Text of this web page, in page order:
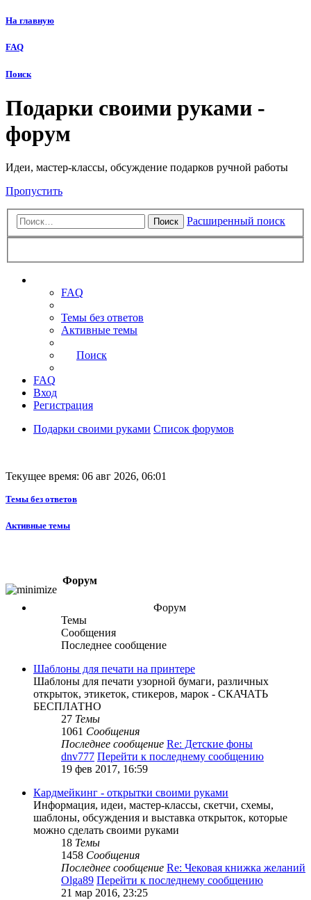
На главную
FAQ
Поиск
Подарки своими руками -
форум
Идеи, мастер-классы, обсуждение подарков ручной работы
Пропустить
Поиск Расширенный поиск
FAQ
Темы без ответов
Активные темы
Поиск
FAQ
Вход
Регистрация
Подарки своими руками Список форумов
Текущее время: 06 авг 2026, 06:01
Темы без ответов
Активные темы
Форум
Форум
Темы
Сообщения
Последнее сообщение
Шаблоны для печати на принтере
Шаблоны для печати узорной бумаги, различных
открыток, этикеток, стикеров, марок - СКАЧАТЬ
БЕСПЛАТНО
27 Темы
1061 Сообщения
Последнее сообщение Re: Детские фоны
dnv777 Перейти к последнему сообщению
19 фев 2017, 16:59
Кардмейкинг - открытки своими руками
Информация, идеи, мастер-классы, скетчи, схемы,
шаблоны, обсуждения и выставка открыток, которые
можно сделать своими руками
18 Темы
1458 Сообщения
Последнее сообщение Re: Чековая книжка желаний
Olga89 Перейти к последнему сообщению
21 мар 2016, 23:25